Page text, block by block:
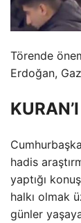
Törende
Erdoğan,
hadis
yaptığı
halkı olmak
günler